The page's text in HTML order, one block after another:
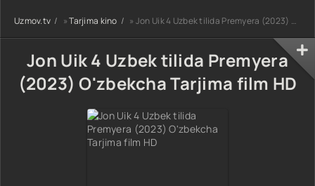
tarjima kino Full
HD tas-ix
Uzmov.tv »Tarjima kino » Jon Uik 4 Uzbek tilida Premyera (2023) O'zbekcha Tarjima film HD
Jon Uik 4 Uzbek tilida Premyera
(2023) O'zbekcha Tarjima film HD